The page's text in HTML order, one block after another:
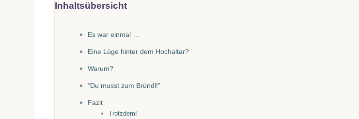
Inhaltsübersicht
Es war einmal …
Eine Lüge hinter dem Hochaltar?
Warum?
“Du musst zum Bründl!”
Fazit
Trotzdem!